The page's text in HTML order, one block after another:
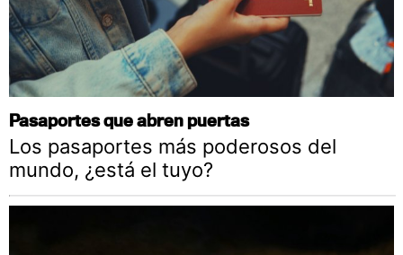
Pasaportes que abren puertas
Los pasaportes más poderosos del
mundo, ¿está el tuyo?